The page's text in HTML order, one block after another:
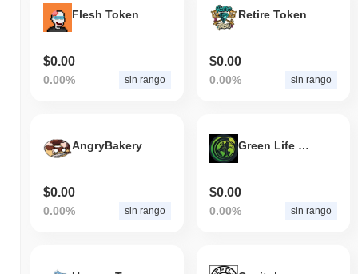
Flesh Token
$0.00
0.00% sin rango
Retire Token
$0.00
0.00% sin rango
AngryBakery
$0.00
0.00% sin rango
Green Life Energy
$0.00
0.00% sin rango